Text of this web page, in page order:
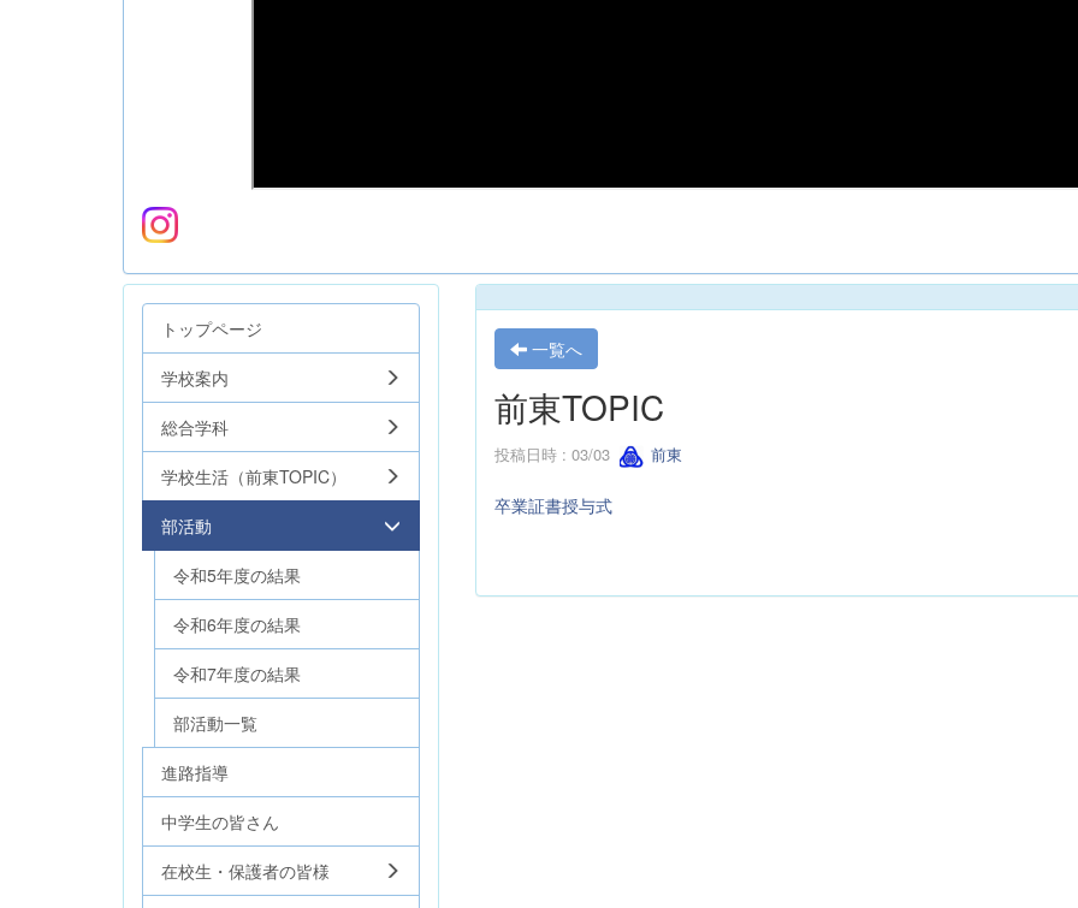
一覧へ
前東TOPIC
投稿日時 : 03/03 前東
卒業証書授与式
トップページ
学校案内
総合学科
学校生活（前東TOPIC）
部活動
令和5年度の結果
令和6年度の結果
令和7年度の結果
部活動一覧
進路指導
中学生の皆さん
在校生・保護者の皆様